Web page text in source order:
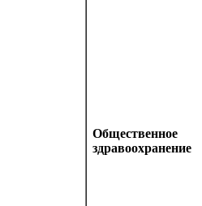
Общественное
здравоохранение